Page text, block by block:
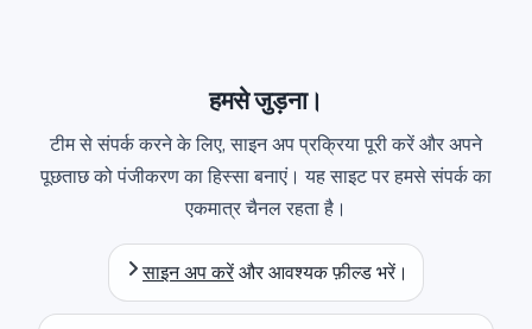
हमसे जुड़ना।
टीम से संपर्क करने के लिए, साइन अप प्रक्रिया पूरी करें और अपने
पूछताछ को पंजीकरण का हिस्सा बनाएं। यह साइट पर हमसे संपर्क का
एकमात्र चैनल रहता है।
साइन अप करें और आवश्यक फ़ील्ड भरें।